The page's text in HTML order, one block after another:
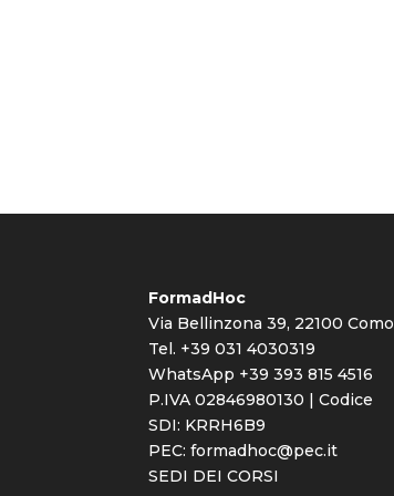
FormadHoc
Via Bellinzona 39, 22100 Como
Tel. +39 031 4030319
WhatsApp +39 393 815 4516
P.IVA 02846980130 | Codice
SDI: KRRH6B9
PEC:formadhoc@pec.it
SEDI DEI CORSI